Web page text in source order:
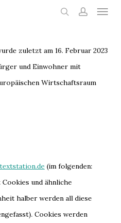
Menu
zuletzt am 16. Februar 2023
und Einwohner mit
Wirtschaftsraum
(im folgenden:
und ähnliche
halber werden all diese
Cookies werden